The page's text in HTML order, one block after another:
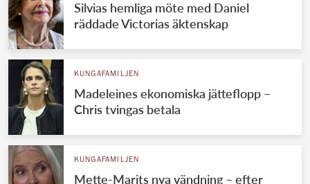
Silvias hemliga möte med Daniel
räddade Victorias äktenskap
KUNGAFAMILJEN
Madeleines ekonomiska jätteflopp –
Chris tvingas betala
KUNGAFAMILJEN
Mette-Marits nya vändning – efter